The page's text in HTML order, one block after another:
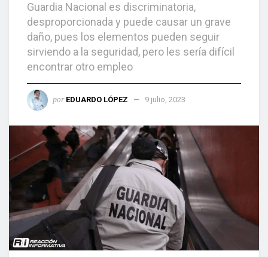
Guardia Nacional es discriminatoria,
desproporcionada y puede causar un grave
daño, pues los elementos pueden seguir
sirviendo a la seguridad, pero les sería difícil
encontrar otro empleo
por EDUARDO LÓPEZ 9 julio, 2023